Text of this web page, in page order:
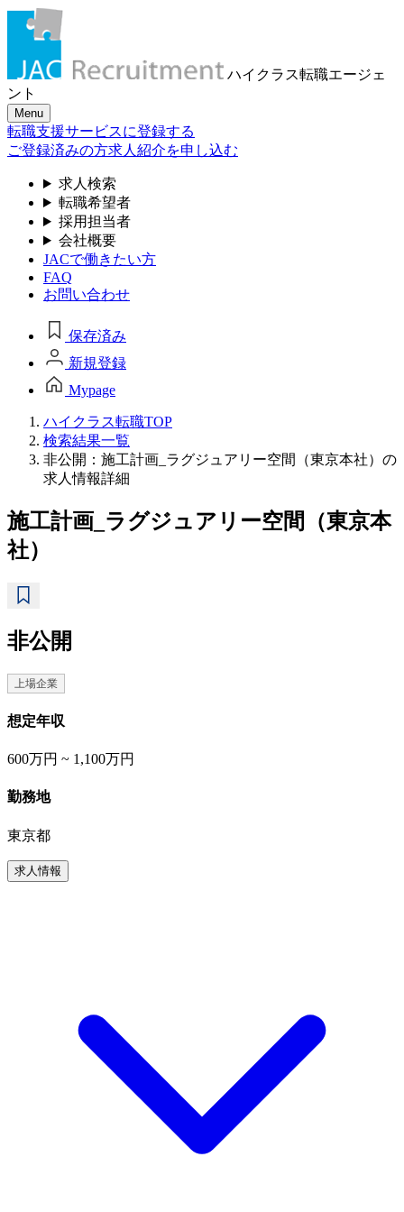
ハイクラス転職エージェ
ント
Menu
転職支援サービスに登録する
ご登録済みの方求人紹介を申し込む
求人検索
転職希望者
採用担当者
会社概要
JACで働きたい方
FAQ
お問い合わせ
保存済み
新規登録
Mypage
ハイクラス転職TOP
検索結果一覧
非公開：施工計画_ラグジュアリー空間（東京本社）の
求人情報詳細
施工計画_ラグジュアリー空間（東京本
社）
非公開
上場企業
想定年収
600万円 ~ 1,100万円
勤務地
東京都
求人情報